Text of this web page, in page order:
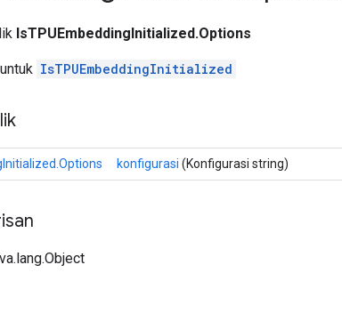
IsTPUEmbeddingInitialized.Options
IsTPUEmbeddingInitialized
konfigurasi (Konfigurasi string)